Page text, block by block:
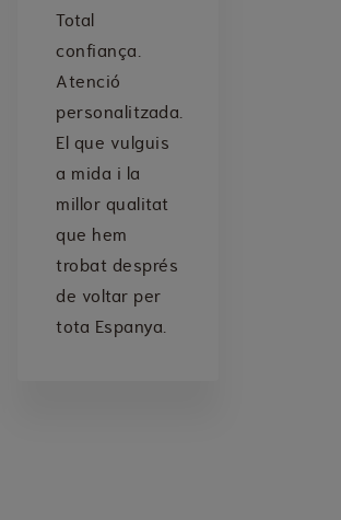
Total
confiança.
Atenció
personalitzada.
El que vulguis
a mida i la
millor qualitat
que hem
trobat després
de voltar per
tota Espanya.